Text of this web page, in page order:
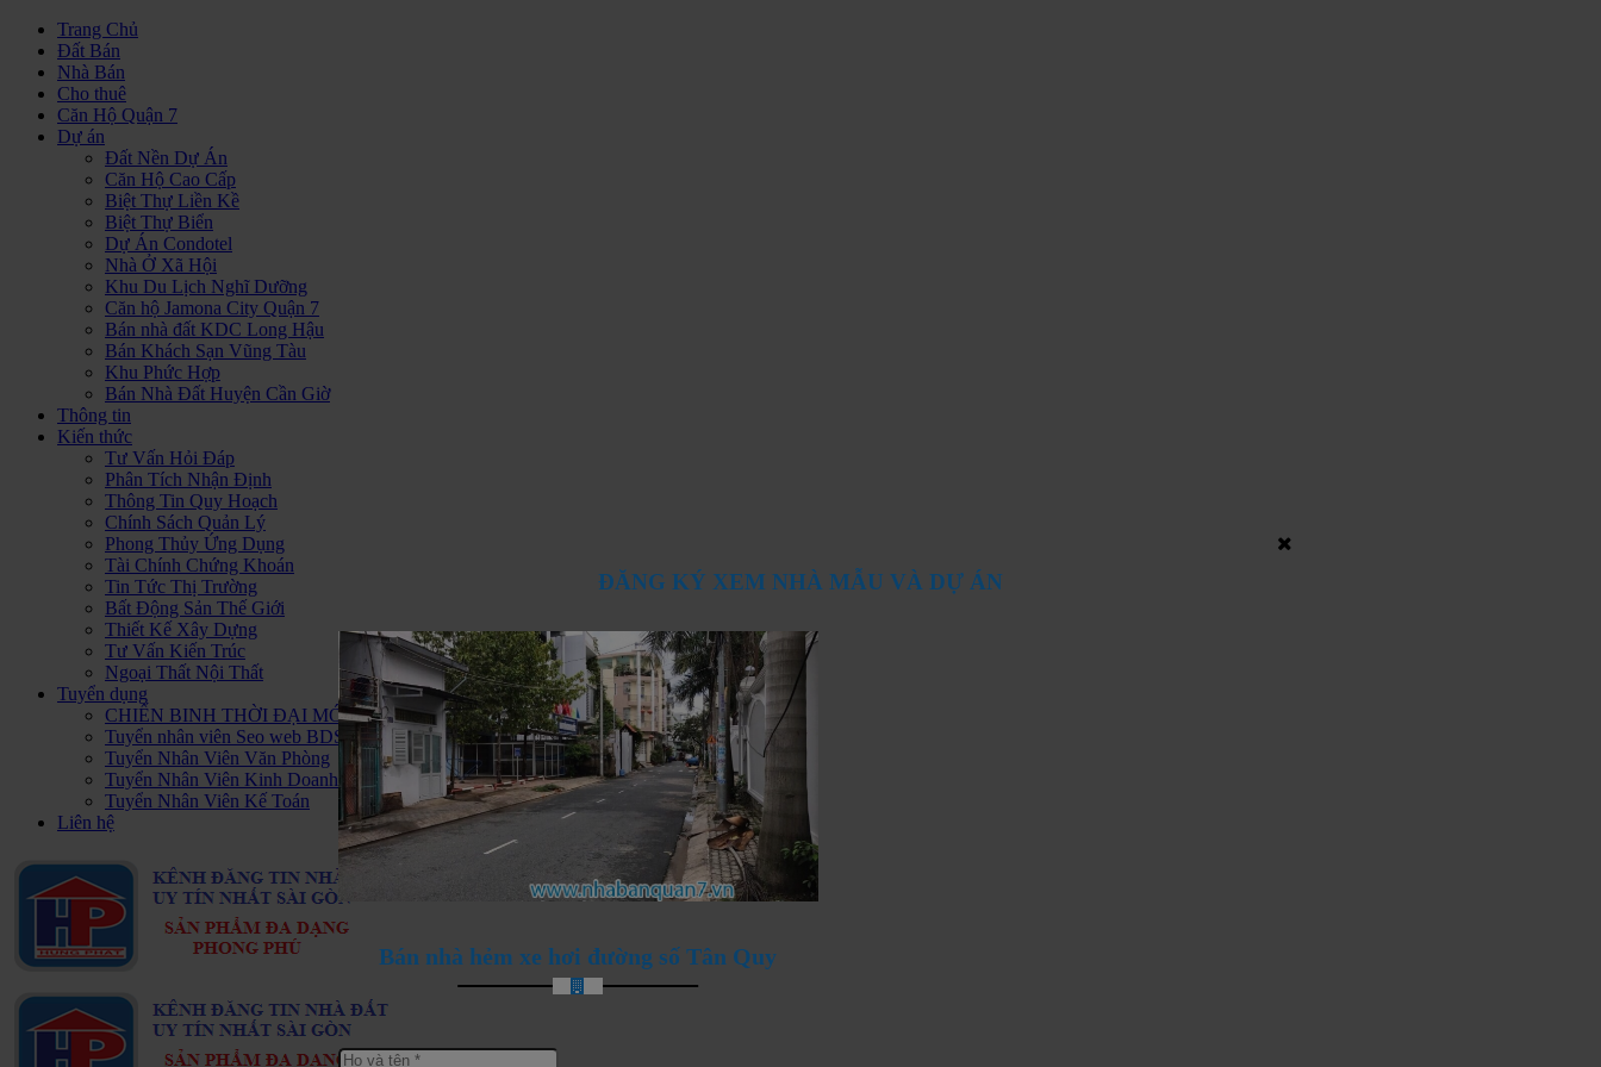
Trang Chủ
Đất Bán
Nhà Bán
Cho thuê
Căn Hộ Quận 7
Dự án
Đất Nền Dự Án
Căn Hộ Cao Cấp
Biệt Thự Liền Kề
Biệt Thự Biển
Dự Án Condotel
Nhà Ở Xã Hội
Khu Du Lịch Nghĩ Dưỡng
Căn hộ Jamona City Quận 7
Bán nhà đất KDC Long Hậu
Bán Khách Sạn Vũng Tàu
Khu Phức Hợp
Bán Nhà Đất Huyện Cần Giờ
Thông tin
Kiến thức
Tư Vấn Hỏi Đáp
Phân Tích Nhận Định
Thông Tin Quy Hoạch
Chính Sách Quản Lý
Phong Thủy Ứng Dụng
Tài Chính Chứng Khoán
Tin Tức Thị Trường
Bất Động Sản Thế Giới
Thiết Kế Xây Dựng
Tư Vấn Kiến Trúc
Ngoại Thất Nội Thất
Tuyển dụng
CHIẾN BINH THỜI ĐẠI MỚI - HAPPY PLUS ĐANG ĐÓN CHÀO NHỮNG
Tuyển nhân viên Seo web BDS
Tuyển Nhân Viên Văn Phòng
Tuyển Nhân Viên Kinh Doanh BDS
Tuyển Nhân Viên Kế Toán
Liên hệ
ĐĂNG KÝ XEM NHÀ MẪU VÀ DỰ ÁN
Bán nhà hẻm xe hơi đường số Tân Quy